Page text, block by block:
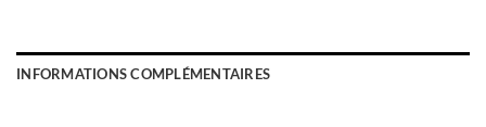
INFORMATIONS COMPLÉMENTAIRES